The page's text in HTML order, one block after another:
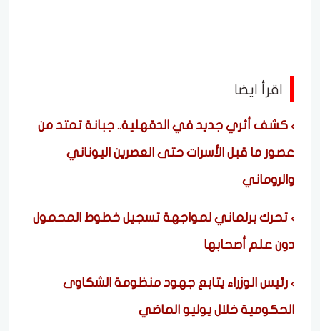
اقرأ ايضا
كشف أثري جديد في الدقهلية.. جبانة تمتد من
عصور ما قبل الأسرات حتى العصرين اليوناني
والروماني
تحرك برلماني لمواجهة تسجيل خطوط المحمول
دون علم أصحابها
رئيس الوزراء يتابع جهود منظومة الشكاوى
الحكومية خلال يوليو الماضي